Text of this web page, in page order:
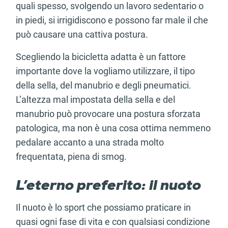
quali spesso, svolgendo un lavoro sedentario o
in piedi, si irrigidiscono e possono far male il che
può causare una cattiva postura.
Scegliendo la bicicletta adatta è un fattore
importante dove la vogliamo utilizzare, il tipo
della sella, del manubrio e degli pneumatici.
L’altezza mal impostata della sella e del
manubrio può provocare una postura sforzata
patologica, ma non è una cosa ottima nemmeno
pedalare accanto a una strada molto
frequentata, piena di smog.
L’eterno preferito: il nuoto
Il nuoto è lo sport che possiamo praticare in
quasi ogni fase di vita e con qualsiasi condizione